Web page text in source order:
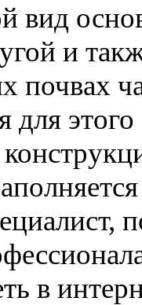
вид
и
почвах
для
в